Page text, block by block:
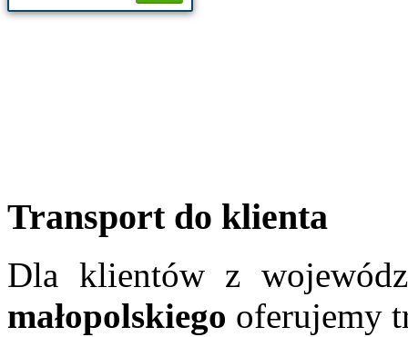
Transport do klienta
Dla klientów z
małopolskiego oferujemy